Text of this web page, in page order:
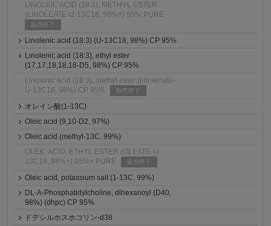
LINOLEIC ACID (18:2), METHYL ESTER
(LINOLEATE-U-13C18, 98%+) 95% PURE
販売終了
Linolenic acid (18:3) (U-13C18, 98%) CP 95%
Linolenic acid (18:3), ethyl ester
(17,17,18,18,18-D5, 98%) CP 95%
Linolenic acid (18:3), methyl ester (linolenate-
U-13C18, 98%) CP 95%
販売終了
オレイン酸(1-13C)
Oleic acid (9,10-D2, 97%)
Oleic acid (methyl-13C, 99%)
OLEIC ACID, ETHYL ESTER (OLEATE-U-
13C18, 98%+) 95%+ PURE
販売終了
Oleic acid, potassium salt (1-13C, 99%)
DL-A-Phosphatidylcholine, dihexanoyl (D40,
98%) (dhpc) CP 95%
ドデシルホスホコリン-d38